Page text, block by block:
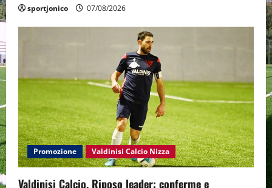
sportjonico 07/08/2026
Promozione Valdinisi Calcio Nizza
Valdinisi Calcio, Riposo leader: conferme e